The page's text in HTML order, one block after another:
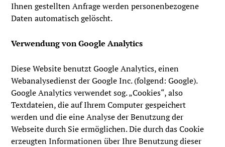
Ihnen gestellten Anfrage werden personenbezogene
Daten automatisch gelöscht.
Verwendung von Google Analytics
Diese Website benutzt Google Analytics, einen
Webanalysedienst der Google Inc. (folgend: Google).
Google Analytics verwendet sog. „Cookies“, also
Textdateien, die auf Ihrem Computer gespeichert
werden und die eine Analyse der Benutzung der
Webseite durch Sie ermöglichen. Die durch das Cookie
erzeugten Informationen über Ihre Benutzung dieser